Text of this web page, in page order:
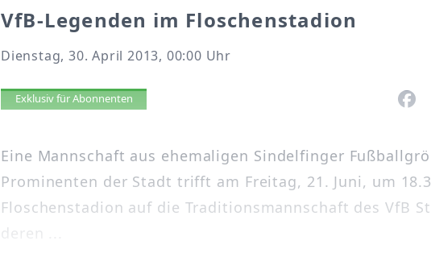
VfB-Legenden im Floschenstadion
Dienstag, 30. April 2013, 00:00 Uhr
Artikel vorlesen
Exklusiv für Abonnenten
Eine Mannschaft aus ehemaligen Sindelfinger
Prominenten der Stadt trifft am Freitag, 21. Juni, um
Floschenstadion auf die Traditionsmannschaft des VfB
deren ...